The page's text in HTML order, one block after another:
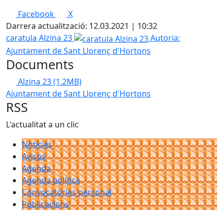
Facebook
X
Darrera actualització: 12.03.2021 | 10:32
caratula Alzina 23
Autoria:
Ajuntament de Sant Llorenç d'Hortons
Documents
Alzina 23(1.2MB)
Ajuntament de Sant Llorenç d'Hortons
RSS
L'actualitat a un clic
Notícies
Avisos
Agenda
Agenda política
Convocatòries personal
Publicacions